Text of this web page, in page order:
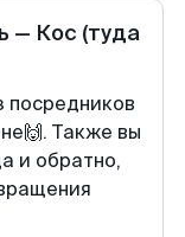
— Кос (туда
посредников
Также вы
и обратно,